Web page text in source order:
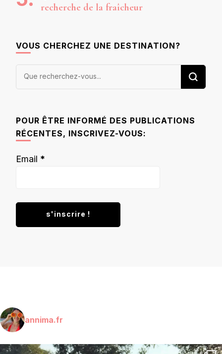
recherche de la fraîcheur
VOUS CHERCHEZ UNE DESTINATION?
Vous
POUR ÊTRE INFORMÉ DES PUBLICATIONS
RÉCENTES, INSCRIVEZ-VOUS:
Email *
annima.fr